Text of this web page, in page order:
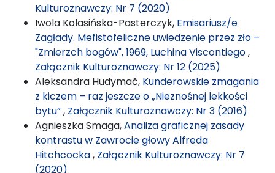
Kulturoznawczy: Nr 7 (2020)
Iwola Kolasińska-Pasterczyk, Emisariusz/e
Zagłady. Mefistofeliczne uwiedzenie przez zło –
"Zmierzch bogów", 1969, Luchina Viscontiego,
Załącznik Kulturoznawczy: Nr 12 (2025)
Aleksandra Hudymač, Kunderowskie zmagania
z kiczem – raz jeszcze o „Nieznośnej lekkości
bytu”, Załącznik Kulturoznawczy: Nr 3 (2016)
Agnieszka Smaga,Analiza graficznej zasady
kontrastu w Zawrocie głowy Alfreda
Hitchcocka, Załącznik Kulturoznawczy: Nr 7
(2020)